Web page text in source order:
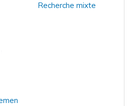
Recherche mixte